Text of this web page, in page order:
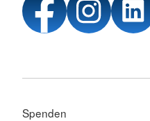
Spenden